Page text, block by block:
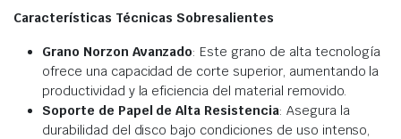
Características Técnicas Sobresalientes
Grano Norzon Avanzado: Este grano de alta tecnología
ofrece una capacidad de corte superior, aumentando la
productividad y la eficiencia del material removido.
Soporte de Papel de Alta Resistencia: Asegura la
durabilidad del disco bajo condiciones de uso intenso,